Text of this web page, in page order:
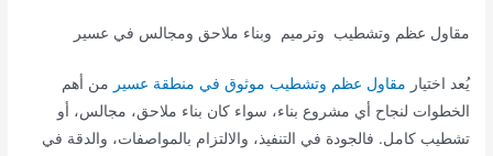
مقاول عظم وتشطيب وترميم وبناء ملاحق ومجالس في عسير
يُعد اختيار مقاول عظم وتشطيب موثوق في منطقة عسير من أهم
الخطوات لنجاح أي مشروع بناء، سواء كان بناء ملاحق، مجالس، أو
تشطيب كامل. فالجودة في التنفيذ، والالتزام بالمواصفات، والدقة في